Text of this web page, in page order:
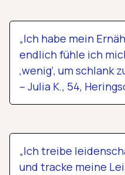
„Ich habe mein
endlich fühle ich
‚wenig‘, um schlank
– Julia K., 54,
„Ich treibe
und tracke meine